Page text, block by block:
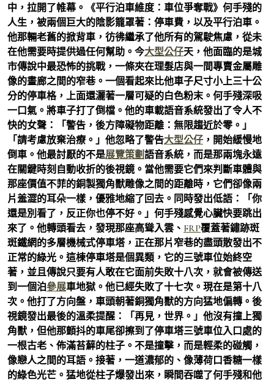
中，拉開了帷幕。《平行泊車維度：車位爭奪戰》何手殘的
人生，被兩個巨大的陰影籠罩著：停車費，以及平行泊車。
他那輛老舊的掀背車，彷彿繼承了他所有的駕駛焦慮，從未
在他需要時提供過任何幫助。今大型公仔天，他面臨的是城
市傳說中最恐怖的挑戰，一條夾在理髮店與一間專賣金屬雕
像的畫廊之間的窄巷。一個看起來比他車子尺寸小上三十公
分的停車格，上面還灑著一層可疑的白色粉末。何手殘深吸
一口氣。將車子打了倒檔。他的車載語音系統發出了令人不
快的女聲：「警告，後方障礙物距離：無限趨近於零。」
「請考慮放棄治療。」他忽略了警告大型公仔 ，開始緩慢地
倒車。他最討厭的不是展覽策劃語音系統，而是那兩塊永遠
在關鍵時刻自動收折的後視鏡。當他需要它們來判斷車體與
那座價值不菲的銅製獨角獸雕像之間的距離時，它們卻像兩
片羞澀的耳朵一樣，優雅地縮了回去。同時發出低語：「你
還是別看了，反正你也停不好。」何手殘感覺心臟快要跳出
來了。他轉頭看去，發現那座高聳入雲、 FRP覆蓋著鏽跡斑
斑鐵網的多層機械式停車塔，正在那片窄巷的盡頭散發出不
正常的綠光。這棟停車塔是個異類，它的三號車位始終空
著，並且傳說只要有人敢在它面前失敗十八次，就會被傳送
到一個泊參展車地獄。他已經失敗了十七次。現在是第十八
次。他打了方向盤，車頭朝著銅獨角獸的方向猛地偏轉。後
視鏡發出最後的溫柔提醒：「再見，世界。」他沒有撞上獨
角獸，但他那顫抖的車尾卻擦到了停車塔三號車位入口處的
一根古老、佈滿苔蘚的柱子。不是撞擊，而是輕柔的碰觸，
像戀人之間的耳語。接著，一道濃郁的、像薄荷口香糖一樣
的綠色光芒。猛地從柱子爆發出來，瞬間吞噬了何手殘和他